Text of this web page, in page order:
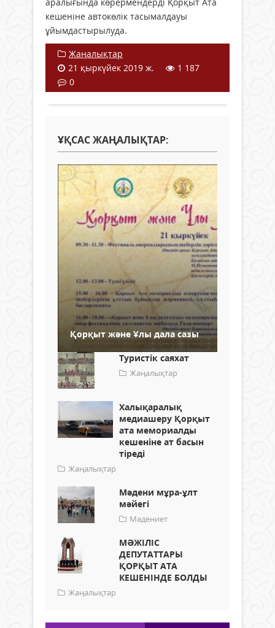
аралығында көрермендерді Қорқыт Ата
кешеніне автокөлік тасымалдауы
ұйымдастырылуда.
Жаңалықтар
21 қыркүйек 2019 ж.
1 187
0
ҰҚСАС ЖАҢАЛЫҚТАР:
Қорқыт және Ұлы дала сазы
Туристік саяхат
Жаңалықтар
Халықаралық
медиашеру Қорқыт
ата мемориалды
кешеніне ат басын
тіреді
Жаңалықтар
Мәдени мұра-ұлт
мәйегі
Мәдениет
МӘЖІЛІС
ДЕПУТАТТАРЫ
ҚОРҚЫТ АТА
КЕШЕНІНДЕ БОЛДЫ
Жаңалықтар